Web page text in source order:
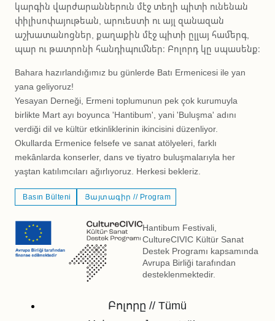
կարգին վարժարաններուն մէջ տեղի պիտի ունենան
փիլիսոփայութեան, արուեստի ու այլ զանազան
աշխատանոցներ, քաղաքին մէջ պիտի ըլլայ համերգ,
պար ու թատրոնի հանդիպումներ։ Բոլորդ կը սպասենք։
Bahara hazırlandığımız bu günlerde Batı Ermenicesi ile yan
yana geliyoruz!
Yesayan Derneği, Ermeni toplumunun pek çok kurumuyla
birlikte Mart ayı boyunca 'Hantibum', yani 'Buluşma' adını
verdiği dil ve kültür etkinliklerinin ikincisini düzenliyor.
Okullarda Ermenice felsefe ve sanat atölyeleri, farklı
mekânlarda konserler, dans ve tiyatro buluşmalarıyla her
yaştan katılımcıları ağırlıyoruz. Herkesi bekleriz.
Basın Bülteni Յայտագիր // Program
Hantibum Festivali,
CultureCIVIC Kültür Sanat
Destek Programı kapsamında
Avrupa Birliği tarafından
desteklenmektedir.
Բոլորը // Tümü